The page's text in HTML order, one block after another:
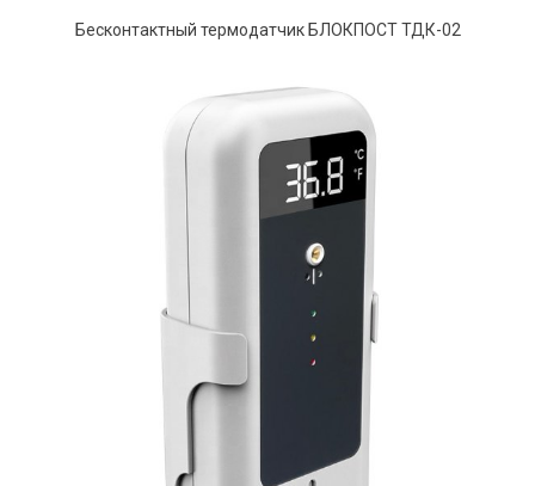
Бесконтактный термодатчик БЛОКПОСТ ТДК-02